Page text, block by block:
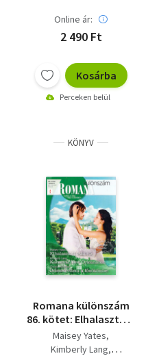
Beleszerettem a
főnökömbe!
Online ár:
2 490 Ft
Kosárba
Perceken belül
KÖNYV
Romana különszám
86. kötet: Elhalasztott
esküvő + Karnevál New
Orleansban +
Maisey Yates
Kimberly Lang